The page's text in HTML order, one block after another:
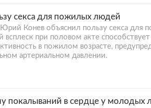
секса для пожилых людей
Юрий Конев объяснил пользу секса для
всплеск при половом акте
в пожилом возрасте,
артериальном давлении.
покалываний в сердце у молодых